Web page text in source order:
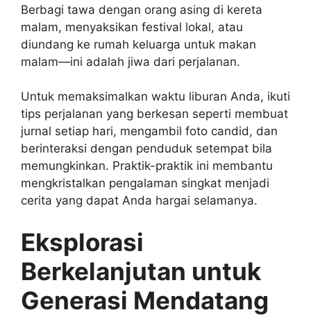
Berbagi tawa dengan orang asing di kereta
malam, menyaksikan festival lokal, atau
diundang ke rumah keluarga untuk makan
malam—ini adalah jiwa dari perjalanan.
Untuk memaksimalkan waktu liburan Anda, ikuti
tips perjalanan yang berkesan seperti membuat
jurnal setiap hari, mengambil foto candid, dan
berinteraksi dengan penduduk setempat bila
memungkinkan. Praktik-praktik ini membantu
mengkristalkan pengalaman singkat menjadi
cerita yang dapat Anda hargai selamanya.
Eksplorasi
Berkelanjutan untuk
Generasi Mendatang